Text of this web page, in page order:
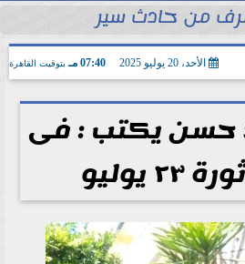
من حادث سير
الأحد، 20 يوليو 2025 07:40 مـ بتوقيت القاهرة
يكتب : فى
يوليو